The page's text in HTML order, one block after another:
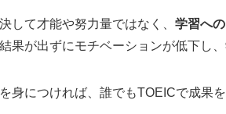
して才能や努力量ではなく、 学習へ
果が出ずにモチベーションが低下し
身につければ、誰でもTOEICで成果